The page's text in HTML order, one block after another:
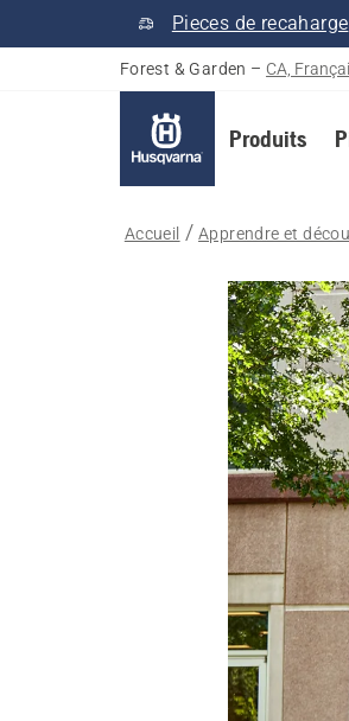
Pieces de recaharge
Forest & Garden – CA,
Produits
Accueil Apprendre et